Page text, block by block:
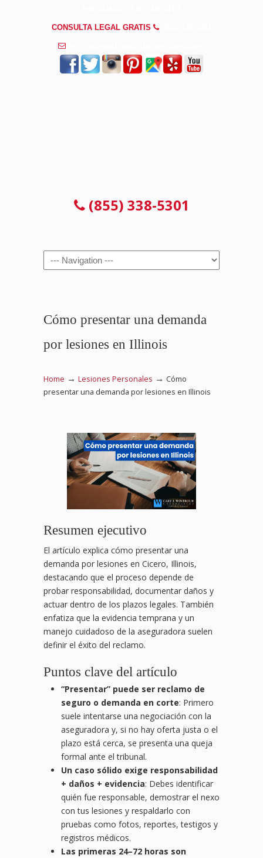
CONSULTA LEGAL GRATIS
(855) 338-5301
Navigation
Cómo presentar una demanda
por lesiones en Illinois
Home → Lesiones Personales → Cómo
presentar una demanda por lesiones en Illinois
Resumen ejecutivo
El artículo explica cómo presentar una
demanda por lesiones en Cicero, Illinois,
destacando que el proceso depende de
probar responsabilidad, documentar daños y
actuar dentro de los plazos legales. También
enfatiza que la evidencia temprana y un
manejo cuidadoso de la aseguradora suelen
definir el éxito del reclamo.
Puntos clave del artículo
“Presentar” puede ser reclamo de
seguro o demanda en corte: Primero
suele intentarse una negociación con la
aseguradora y, si no hay oferta justa o el
plazo está cerca, se presenta una queja
formal ante el tribunal.
Un caso sólido exige responsabilidad
+ daños + evidencia: Debes identificar
quién fue responsable, demostrar el nexo
con tus lesiones y respaldarlo con
pruebas como fotos, reportes, testigos y
registros médicos.
Las primeras 24–72 horas son